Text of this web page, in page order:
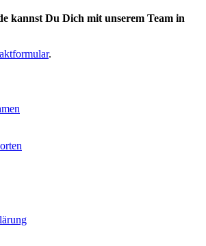
kannst Du Dich mit unserem Team in
.